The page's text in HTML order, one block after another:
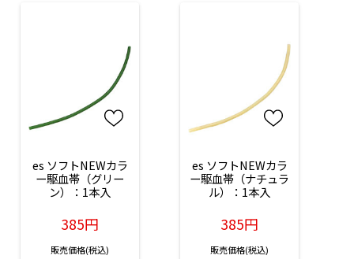
es ソフトNEWカラ
ー駆血帯（グリー
ン）：1本入
385円
販売価格(税込)
es ソフトNEWカラ
ー駆血帯（ナチュラ
ル）：1本入
385円
販売価格(税込)